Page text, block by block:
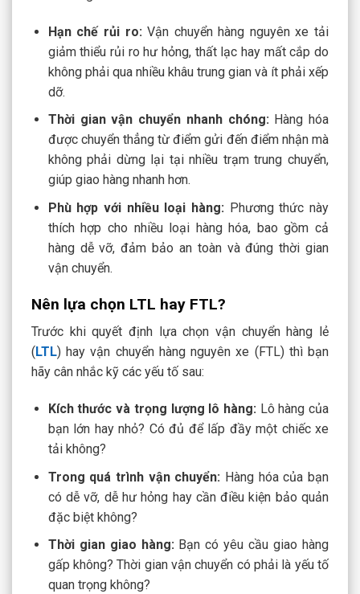
Hạn chế rủi ro:Vận chuyển hàng nguyên xe tải
giảm thiểu rủi ro hư hỏng, thất lạc hay mất cắp do
không phải qua nhiều khâu trung gian và ít phải xếp
dỡ.
Thời gian vận chuyển nhanh chóng: Hàng hóa
được chuyển thẳng từ điểm gửi đến điểm nhận mà
không phải dừng lại tại nhiều trạm trung chuyển,
giúp giao hàng nhanh hơn.
Phù hợp với nhiều loại hàng: Phương thức này
thích hợp cho nhiều loại hàng hóa, bao gồm cả
hàng dễ vỡ, đảm bảo an toàn và đúng thời gian
vận chuyển.
Nên lựa chọn LTL hay FTL?
Trước khi quyết định lựa chọn vận chuyển hàng lẻ
( LTL) hay vận chuyển hàng nguyên xe (FTL) thì bạn
hãy cân nhắc kỹ các yếu tố sau:
Kích thước và trọng lượng lô hàng: Lô hàng của
bạn lớn hay nhỏ? Có đủ để lấp đầy một chiếc xe
tải không?
Trong quá trình vận chuyển: Hàng hóa của bạn
có dễ vỡ, dễ hư hỏng hay cần điều kiện bảo quản
đặc biệt không?
Thời gian giao hàng: Bạn có yêu cầu giao hàng
gấp không? Thời gian vận chuyển có phải là yếu tố
quan trọng không?